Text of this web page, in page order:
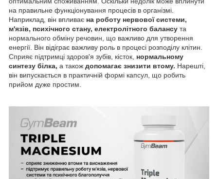
на правильне функціонування процесів в організмі.
Наприклад, він впливає на роботу нервової системи,
м'язів, психічного стану, електролітного балансу та
нормального обміну речовин, що важливо для утворення
енергії. Він відіграє важливу роль в процесі розподілу клітин.
Сприяє підтримці здоров'я зубів, кісток, нормальному
синтезу білка, а також допомагає знизити втому. Нарешті,
він випускається в практичній формі капсул, що робить
прийом дуже простим.